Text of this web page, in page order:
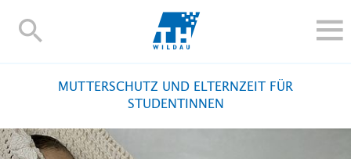
TH-
FORSCHUNG UND TRANSFER
ALUMNI
MUTTERSCHUTZ UND ELTERNZEIT FÜR
STUDENTINNEN